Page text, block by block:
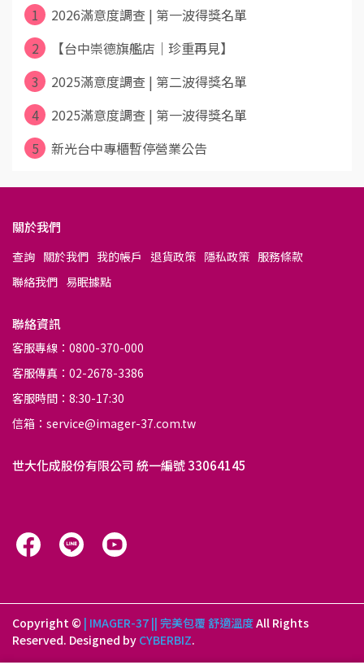
1
2026滿意度調查 | 第一波得獎名單
2
【台中崇德旗艦店｜珍重再見】
3
2025滿意度調查 | 第二波得獎名單
4
2025滿意度調查 | 第一波得獎名單
5
新光台中專櫃暫停營業公告
關於我們
查詢 關於我們 我的帳戶 退貨政策 隱私政策 服務條款
聯絡我們 易眠據點
聯絡資訊
客服專線：0800-370-000
客服傳真：02-2678-3386
客服時間：8:30-17:30
信箱：service@imager-37.com.tw
世大化成股份有限公司 統一編號 33064145
Copyright © | IMAGER-37 || 完美包覆 舒適溫度All Rights
Reserved. Designed by CYBERBIZ.